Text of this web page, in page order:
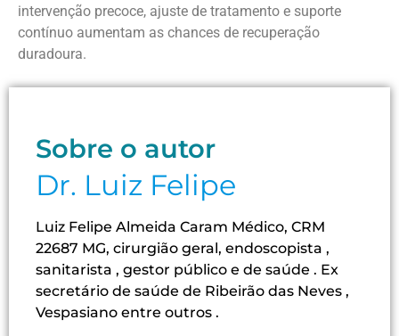
intervenção precoce, ajuste de tratamento e suporte
contínuo aumentam as chances de recuperação
duradoura.
Sobre o autor
Dr. Luiz Felipe
Luiz Felipe Almeida Caram Médico, CRM
22687 MG, cirurgião geral, endoscopista ,
sanitarista , gestor público e de saúde . Ex
secretário de saúde de Ribeirão das Neves ,
Vespasiano entre outros .